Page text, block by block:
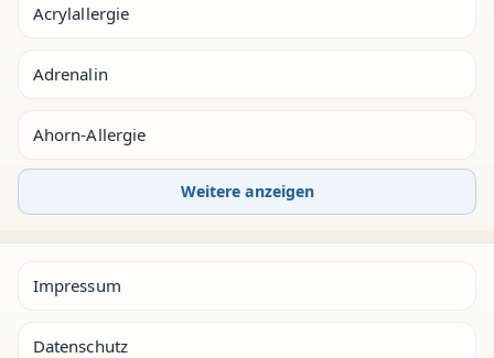
Acrylallergie
Adrenalin
Ahorn-Allergie
Weitere anzeigen
Impressum
Datenschutz